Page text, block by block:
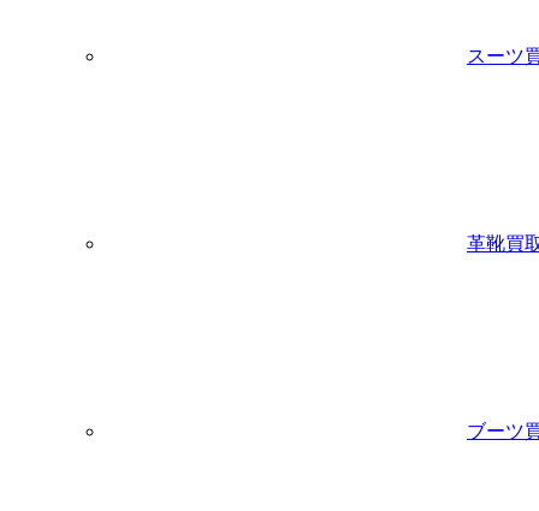
スーツ
革靴買
ブーツ